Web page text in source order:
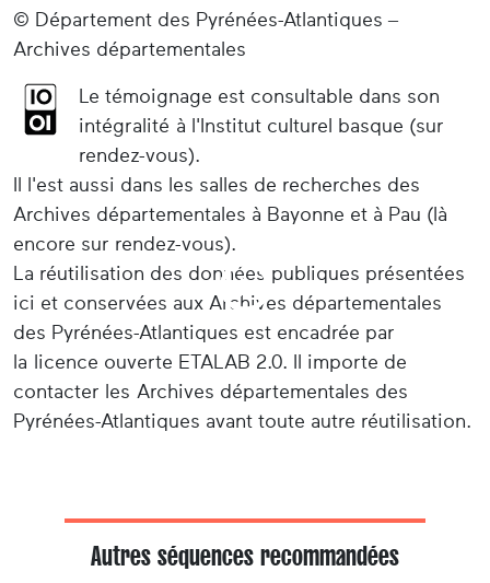
© Département des Pyrénées-Atlantiques –
Archives départementales
Le témoignage est consultable dans son
intégralité à l'Institut culturel basque (sur
rendez-vous).
Il l'est aussi dans les salles de recherches des
Archives départementales à Bayonne et à Pau (là
encore sur rendez-vous).
La réutilisation des données publiques présentées
ici et conservées aux Archives départementales
des Pyrénées-Atlantiques est encadrée par
la licence ouverte ETALAB 2.0. Il importe de
contacter les Archives départementales des
Pyrénées-Atlantiques avant toute autre réutilisation.
Autres séquences recommandées